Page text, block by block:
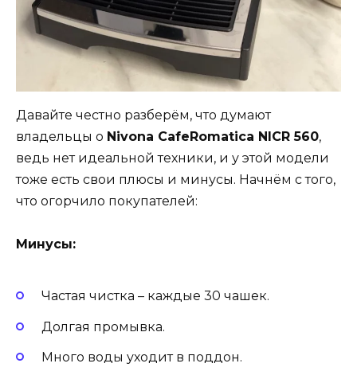
Давайте честно разберём, что думают
владельцы о Nivona CafeRomatica NICR 560,
ведь нет идеальной техники, и у этой модели
тоже есть свои плюсы и минусы. Начнём с того,
что огорчило покупателей:
Минусы:
Частая чистка – каждые 30 чашек.
Долгая промывка.
Много воды уходит в поддон.